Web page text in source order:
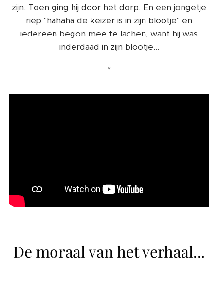
zijn. Toen ging hij door het dorp. En een jongetje
riep "hahaha de keizer is in zijn blootje" en
iedereen begon mee te lachen, want hij was
inderdaad in zijn blootje...
*
De moraal van het verhaal...